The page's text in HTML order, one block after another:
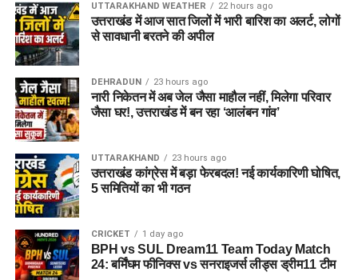
UTTARAKHAND WEATHER 22 hours ago
उत्तराखंड में आज सात जिलों में भारी बारिश का अलर्ट, लोगों
से सावधानी बरतने की अपील
DEHRADUN 23 hours ago
नारी निकेतन में अब जेल जैसा माहौल नहीं, मिलेगा परिवार
जैसा घर!, उत्तराखंड में बन रहा ‘आलंबन गांव’
UTTARAKHAND 23 hours ago
उत्तराखंड कांग्रेस में बड़ा फेरबदल! नई कार्यकारिणी घोषित,
5 समितियों का भी गठन
CRICKET 1 day ago
BPH vs SUL Dream11 Team Today Match
24: बर्मिंघम फीनिक्स vs सनराइजर्स लीड्स ड्रीम11 टीम